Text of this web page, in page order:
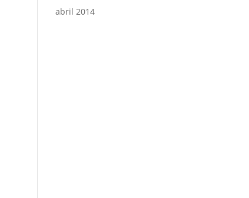
abril 2014